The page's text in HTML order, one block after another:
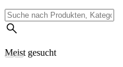
Meist gesucht